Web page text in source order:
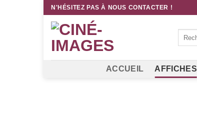
Passer
contenu
N'HÉSITEZ PAS À NOUS CONTACTER !
ACCUEIL AFFICHES